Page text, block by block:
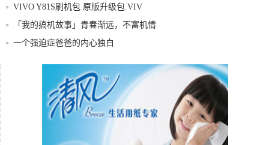
VIVO Y81S刷机包 原版升级包 VIV
「我的搞机故事」青春渐远，不富机情
一个强迫症爸爸的内心独白
三星A7100购买不到两周出现问题售后推卸